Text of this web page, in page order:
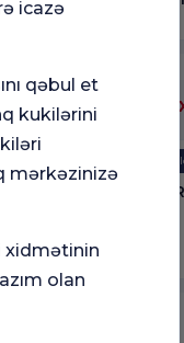
olunan Tibbi
Tibbi
ROBOT
icazə
qəbul et
kukilərini
mərkəzinizə
xidmətinin
olan